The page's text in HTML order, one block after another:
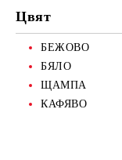
Цвят
БЕЖОВО
БЯЛО
ЩАМПА
КАФЯВО